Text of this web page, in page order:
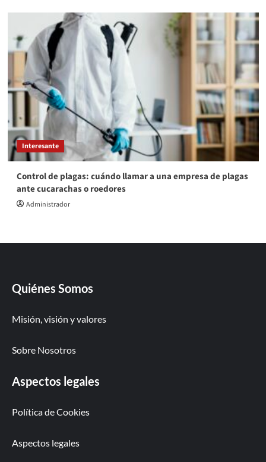
Interesante
Control de plagas: cuándo llamar a una empresa de plagas
ante cucarachas o roedores
Administrador
Quiénes Somos
Misión, visión y valores
Sobre Nosotros
Aspectos legales
Política de Cookies
Aspectos legales